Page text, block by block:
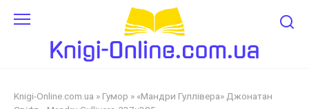
Knigi-Online.com.ua » Гумор » «Мандри Гуллівера» Джонатан